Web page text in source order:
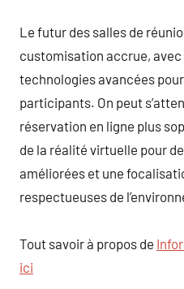
Le futur des salles de
customisation accrue, avec
technologies avancées
participants. On peut
réservation en ligne plus
de la réalité virtuelle pour
améliorées et une
respectueuses de
Tout savoir à propos de
ici